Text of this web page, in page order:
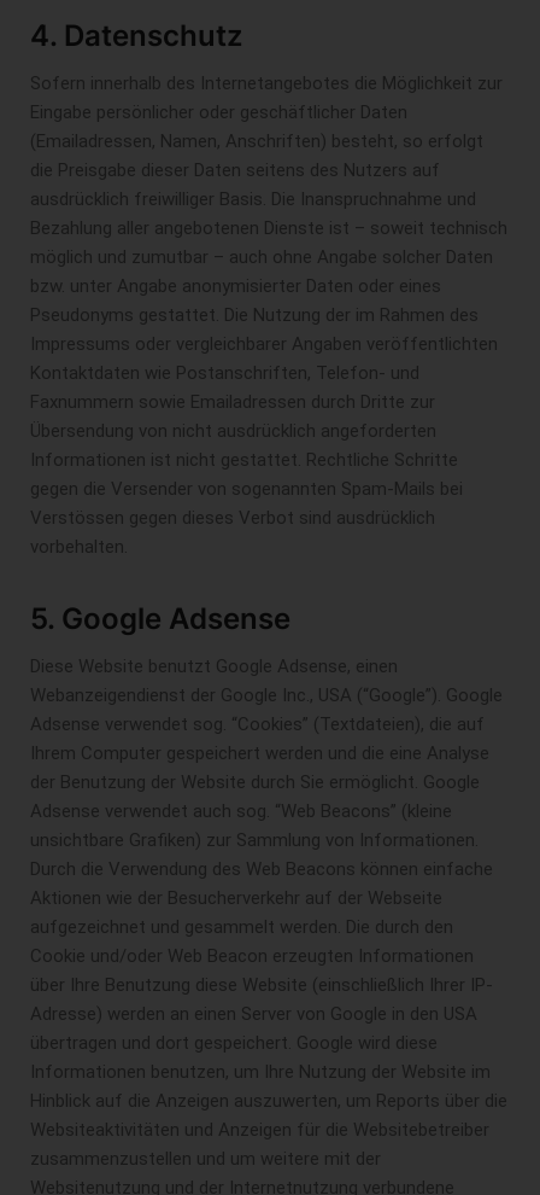
4. Datenschutz
Sofern innerhalb des Internetangebotes die Möglichkeit zur
Eingabe persönlicher oder geschäftlicher Daten
(Emailadressen, Namen, Anschriften) besteht, so erfolgt
die Preisgabe dieser Daten seitens des Nutzers auf
ausdrücklich freiwilliger Basis. Die Inanspruchnahme und
Bezahlung aller angebotenen Dienste ist – soweit technisch
möglich und zumutbar – auch ohne Angabe solcher Daten
bzw. unter Angabe anonymisierter Daten oder eines
Pseudonyms gestattet. Die Nutzung der im Rahmen des
Impressums oder vergleichbarer Angaben veröffentlichten
Kontaktdaten wie Postanschriften, Telefon- und
Faxnummern sowie Emailadressen durch Dritte zur
Übersendung von nicht ausdrücklich angeforderten
Informationen ist nicht gestattet. Rechtliche Schritte
gegen die Versender von sogenannten Spam-Mails bei
Verstössen gegen dieses Verbot sind ausdrücklich
vorbehalten.
5. Google Adsense
Diese Website benutzt Google Adsense, einen
Webanzeigendienst der Google Inc., USA (“Google”). Google
Adsense verwendet sog. “Cookies” (Textdateien), die auf
Ihrem Computer gespeichert werden und die eine Analyse
der Benutzung der Website durch Sie ermöglicht. Google
Adsense verwendet auch sog. “Web Beacons” (kleine
unsichtbare Grafiken) zur Sammlung von Informationen.
Durch die Verwendung des Web Beacons können einfache
Aktionen wie der Besucherverkehr auf der Webseite
aufgezeichnet und gesammelt werden. Die durch den
Cookie und/oder Web Beacon erzeugten Informationen
über Ihre Benutzung diese Website (einschließlich Ihrer IP-
Adresse) werden an einen Server von Google in den USA
übertragen und dort gespeichert. Google wird diese
Informationen benutzen, um Ihre Nutzung der Website im
Hinblick auf die Anzeigen auszuwerten, um Reports über die
Websiteaktivitäten und Anzeigen für die Websitebetreiber
zusammenzustellen und um weitere mit der
Websitenutzung und der Internetnutzung verbundene